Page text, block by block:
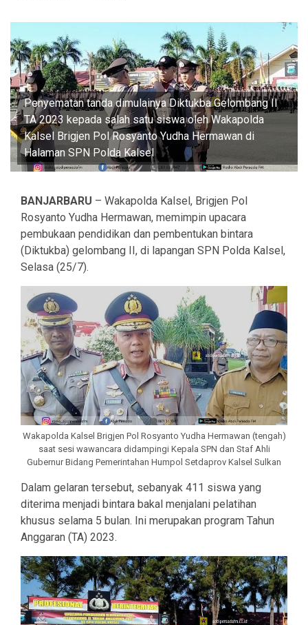
Penyematan tanda dimulainya Diktukba Gelombang II
TA 2023 kepada salah satu siswa oleh Wakapolda
Kalsel Brigjen Pol Rosyanto Yudha Hermawan di
Halaman SPN Polda Kalsel
BANJARBARU – Wakapolda Kalsel, Brigjen Pol
Rosyanto Yudha Hermawan, memimpin upacara
pembukaan pendidikan dan pembentukan bintara
(Diktukba) gelombang II, di lapangan SPN Polda Kalsel,
Selasa (25/7).
Wakapolda Kalsel Brigjen Pol Rosyanto Yudha Hermawan (tengah)
saat sesi wawancara didampingi Kepala SPN dan Staf Ahli
Gubernur Bidang Pemerintahan Humpol Setdaprov Kalsel Sulkan
Dalam gelaran tersebut, sebanyak 411 siswa yang
diterima menjadi bintara bakal menjalani pelatihan
khusus selama 5 bulan. Ini merupakan program Tahun
Anggaran (TA) 2023.